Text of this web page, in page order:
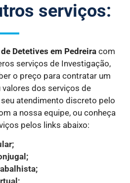
serviços:
Detetives em Pedreira com
serviços de Investigação,
o preço para contratar um
dos serviços de
atendimento discreto pelo
a nossa equipe, ou conheça
pelos links abaixo: